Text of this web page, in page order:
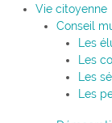
Vie citoyenne
Conseil
Les
Les
Les
Les